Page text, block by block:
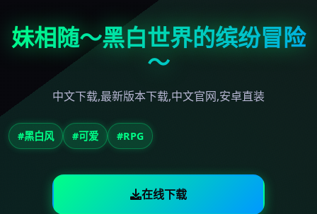
妹相随～黑白世界的缤纷冒险
～
中文下载,最新版本下载,中文官网,安卓直装
#黑白风 #可爱 #RPG
在线下载